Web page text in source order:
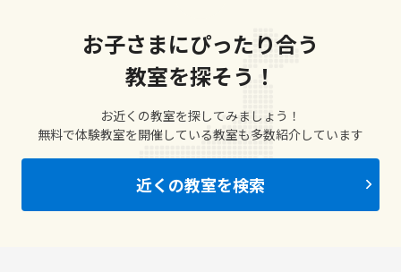
お子さまにぴったり合う
教室を探そう！
お近くの教室を探してみましょう！
無料で体験教室を開催している教室も多数紹介しています
近くの教室を検索